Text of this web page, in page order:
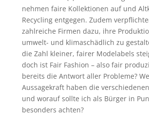
nehmen faire Kollektionen auf und
Recycling entgegen. Zudem
zahlreiche Firmen dazu, ihre
umwelt- und klimaschädlich zu
die Zahl kleiner, fairer Modelabels
doch ist Fair Fashion – also fair
bereits die Antwort aller Probleme?
Aussagekraft haben die
und worauf sollte ich als Bürger in
besonders achten?